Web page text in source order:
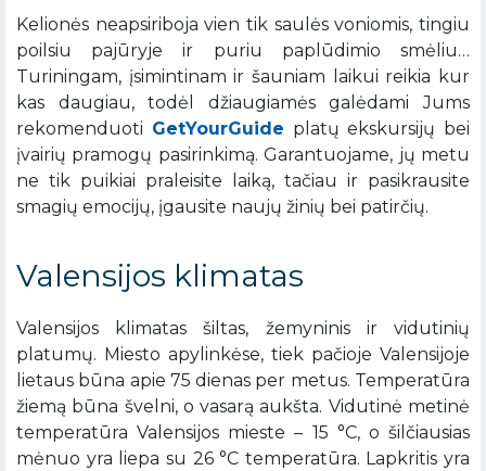
Kelionės neapsiriboja vien tik saulės voniomis, tingiu
poilsiu pajūryje ir puriu paplūdimio smėliu…
Turiningam, įsimintinam ir šauniam laikui reikia kur
kas daugiau, todėl džiaugiamės galėdami Jums
rekomenduoti GetYourGuide platų ekskursijų bei
įvairių pramogų pasirinkimą. Garantuojame, jų metu
ne tik puikiai praleisite laiką, tačiau ir pasikrausite
smagių emocijų, įgausite naujų žinių bei patirčių.
Valensijos klimatas
Valensijos klimatas šiltas, žemyninis ir vidutinių
platumų. Miesto apylinkėse, tiek pačioje Valensijoje
lietaus būna apie 75 dienas per metus. Temperatūra
žiemą būna švelni, o vasarą aukšta. Vidutinė metinė
temperatūra Valensijos mieste – 15 °C, o šilčiausias
mėnuo yra liepa su 26 °C temperatūra. Lapkritis yra